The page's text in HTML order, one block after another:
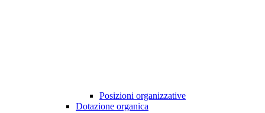
Posizioni organizzative
Dotazione organica